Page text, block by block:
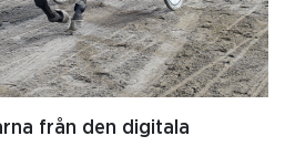
från den digitala